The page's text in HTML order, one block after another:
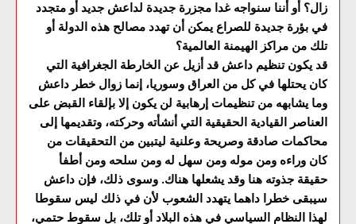
زال؟ أو أننا سنواجه غدا مجزرة جديدة لداعش جديد أو متجدد
في بؤرة جديدة للصراع يمكن أن تهدد مصالح هذه الدولة أو
تلك من مراكز الهيمنة العالمية؟
قد يكون تنظيم داعش قد أزيل عن الخارطة الجغرافية التي
كان يحتلها في كل من العراق وسوريا، إنما زوال خطر داعش
وما يشابهه من تنظيمات إرهابية لن يكون إلا بإلقاء القبض على
العناصر القيادية الحقيقية التي أنشأته وحركته، وتقديمها إلى
محاكمات صادقة وصريحة وعلنية ليتبين من التحقيقات من
كان وراءه ومن موله ومن سهل له ومن سلحه ومن أطفأ
حقيقة جذوته هنا وقد يشعلها هناك. وسوى ذلك، فإن داعش
سيبقى خطرا داهما يتهدد الشعوب لأن في ذلك ليس سقوطا
لهذا النظام السياسي في هذه البلاد أو تلك، بل سقوط حتمي،